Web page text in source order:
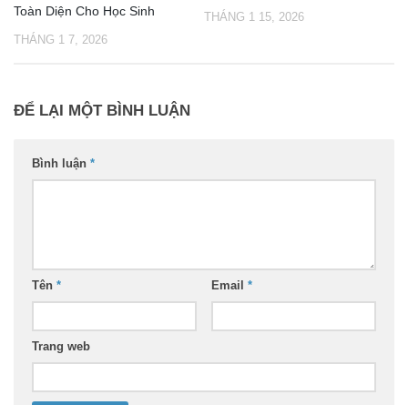
Toàn Diện Cho Học Sinh
THÁNG 1 7, 2026
THÁNG 1 15, 2026
ĐỂ LẠI MỘT BÌNH LUẬN
Bình luận *
Tên * Email *
Trang web